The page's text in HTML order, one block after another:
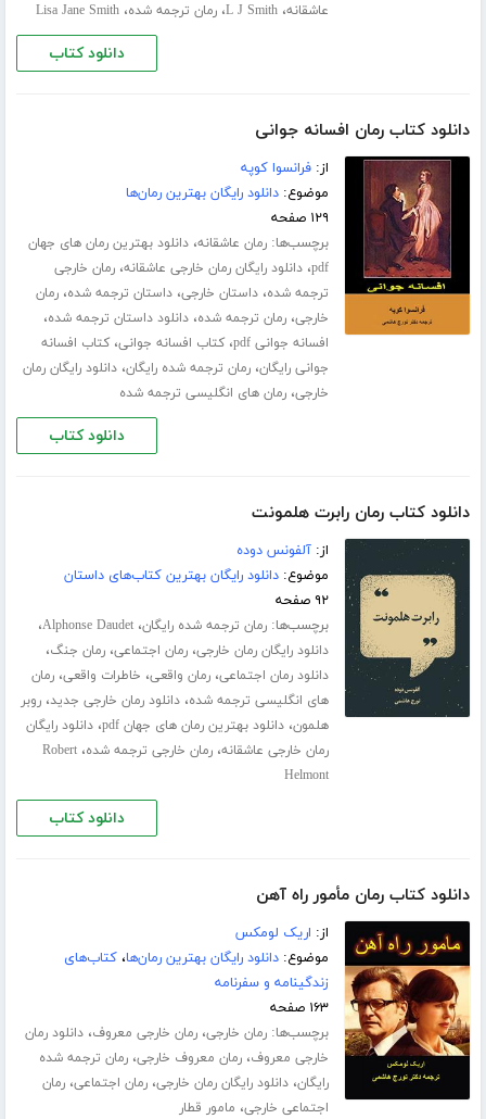
عاشقانه،L J Smith،رمان ترجمه شده،Lisa Jane Smith
دانلود کتاب
دانلود کتاب رمان افسانه جوانی
از:فرانسوا کوپه
موضوع:دانلود رایگان بهترین رمان‌ها
۱۲۹ صفحه
برچسب‌ها:رمان عاشقانه،دانلود بهترین رمان های جهان
pdf،دانلود رایگان رمان خارجی عاشقانه،رمان خارجی
ترجمه شده،داستان خارجی،داستان ترجمه شده،رمان
خارجی،رمان ترجمه شده،دانلود داستان ترجمه شده،
افسانه جوانی pdf ،کتاب افسانه جوانی،کتاب افسانه
جوانی رایگان،رمان ترجمه شده رایگان،دانلود رایگان رمان
خارجی،رمان های انگلیسی ترجمه شده
دانلود کتاب
دانلود کتاب رمان رابرت هلمونت
از:آلفونس دوده
موضوع:دانلود رایگان بهترین کتاب‌های داستان
۹۲ صفحه
برچسب‌ها:رمان ترجمه شده رایگان،Alphonse Daudet،
دانلود رایگان رمان خارجی،رمان اجتماعی،رمان جنگ،
دانلود رمان اجتماعی،رمان واقعی، خاطرات واقعی،رمان
های انگلیسی ترجمه شده،دانلود رمان خارجی جدید،روبر
هلمون،دانلود بهترین رمان های جهان pdf ،دانلود رایگان
رمان خارجی عاشقانه،رمان خارجی ترجمه شده،Robert
Helmont
دانلود کتاب
دانلود کتاب رمان مأمور راه آهن
از: اریک لومکس
موضوع:دانلود رایگان بهترین رمان‌ها،کتاب‌های
زندگینامه و سفرنامه
۱۶۳ صفحه
برچسب‌ها:رمان خارجی،رمان خارجی معروف،دانلود رمان
خارجی معروف،رمان معروف خارجی،رمان ترجمه شده
رایگان،دانلود رایگان رمان خارجی،رمان اجتماعی،رمان
اجتماعی خارجی، مامور قطار